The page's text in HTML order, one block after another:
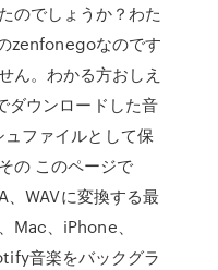
のでしょうか？わた
zenfonegoなのです
ん。わかる方おしえ
ウンロードした音
ファイルとして保
の このページで
WAVに変換する最
Mac、iPhone、
音楽をバックグラ